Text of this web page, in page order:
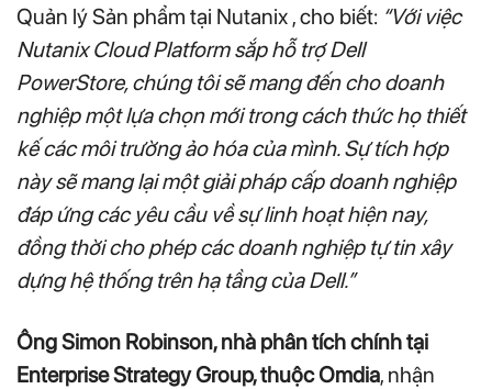
Quản lý Sản phẩm tại Nutanix , cho biết: “Với việc
Nutanix Cloud Platform sắp hỗ trợ Dell
PowerStore, chúng tôi sẽ mang đến cho doanh
nghiệp một lựa chọn mới trong cách thức họ thiết
kế các môi trường ảo hóa của mình. Sự tích hợp
này sẽ mang lại một giải pháp cấp doanh nghiệp
đáp ứng các yêu cầu về sự linh hoạt hiện nay,
đồng thời cho phép các doanh nghiệp tự tin xây
dựng hệ thống trên hạ tầng của Dell.”
Ông Simon Robinson, nhà phân tích chính tại
Enterprise Strategy Group, thuộc Omdia, nhận